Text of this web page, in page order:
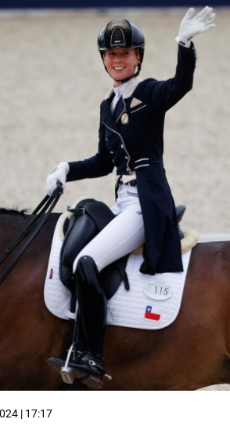
| 17:17